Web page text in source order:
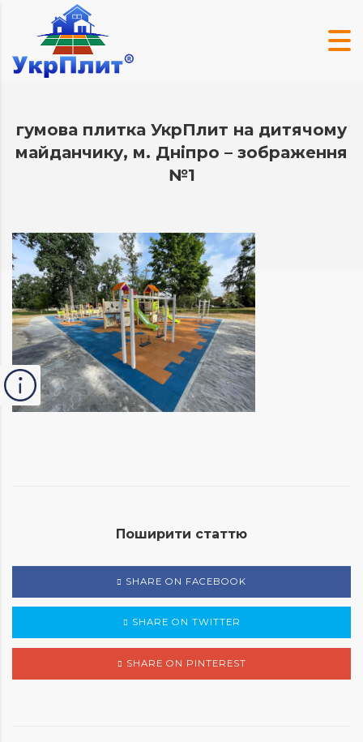
гумова плитка УкрПлит на дитячому
майданчику, м. Дніпро – зображення
№1
Поширити статтю
SHARE ON FACEBOOK
SHARE ON TWITTER
SHARE ON PINTEREST